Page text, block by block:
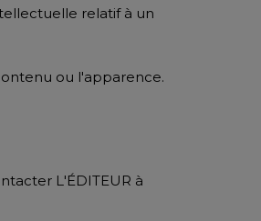
relatif à un
ou l'apparence.
L'ÉDITEUR à